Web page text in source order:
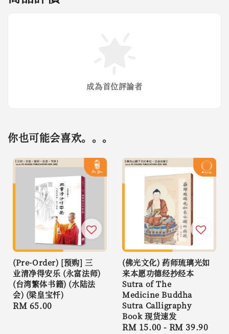
成為首位評論者
你也可能会喜欢。。。
(Pre-Order) [预购] 三
业清净得安乐 (永富法师)
(台湾繁体书籍) (水陆法
会) (梁皇宝忏)
Regular
RM 65.00
(佛光文化) 药师琉璃光如
来本愿功德经抄经本
Sutra of The
Medicine Buddha
Sutra Calligraphy
Book 现货速发
Regular
RM 15.00 - RM 39.90